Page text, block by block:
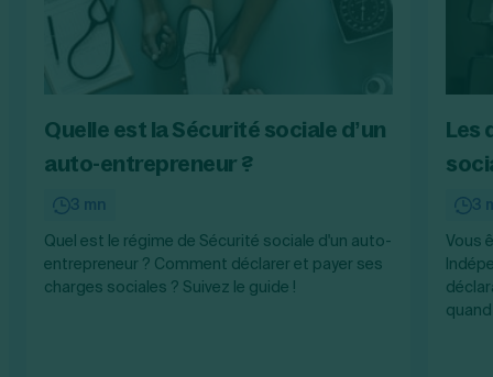
Quelle est la Sécurité sociale d’un
auto-entrepreneur ?
3 mn
Quel est le régime de Sécurité sociale d'un auto-
entrepreneur ? Comment déclarer et payer ses
charges sociales ? Suivez le guide !
Les
3
Vous